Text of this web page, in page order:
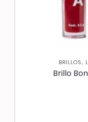
BRILLOS,
Brillo